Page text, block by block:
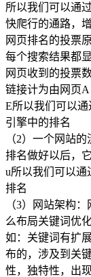
所以我们可以通
快爬行的通路，
网页排名的投票
每个搜索结果都
网页收到的投票
链接计为由网页
E所以我们可以
引擎中的排名
（2）一个网站
排名做好以后，
u所以我们可以通
排名
（3）网站架构
么布局关键词优
如：关键词有扩
布的，涉及到关
性，独特性，出